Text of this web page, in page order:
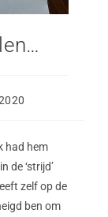
had hem
de ‘strijd’
zelf op de
ben om